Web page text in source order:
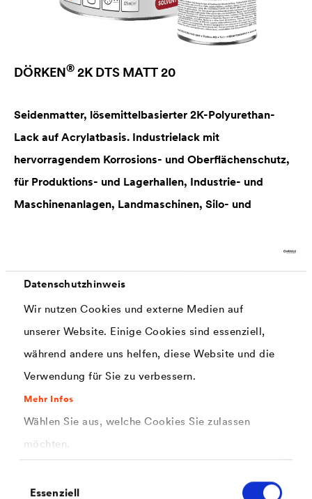
Datenschutzhinweis
Wir nutzen Cookies und externe Medien auf
unserer Website. Einige Cookies sind essenziell,
während andere uns helfen, diese Website und die
Verwendung für Sie zu verbessern.
Mehr Infos
Wählen Sie aus, welche Cookies Sie zulassen
möchten.
Essenziell
DÖRKEN® 2K DTS MATT 20
Seidenmatter, lösemittelbasierter 2K-Polyurethan-
Lack auf Acrylatbasis. Industrielack mit
hervorragendem Korrosions- und Oberflächenschutz,
für Produktions- und Lagerhallen, Industrie- und
Maschinenanlagen, Landmaschinen, Silo- und
Deckbeschichtung mit hervorragenden
Hafteigenschaften auf Stahl, Edelstahl, Aluminium (nicht
eloxiert), galvanisiertem Stahl (Verzinkung),
pulverbeschichteten Untergründen, vielen Kunststoffen
(Hart-PVC, ABS, Polyester usw.) und mineralischen
Oberflächen. Einsatz im Innen- und Außenbereich. Das
Produkt kann auch als Strukturlackierung, z. B. auf
Maschinen, Bürogeräten und Laborausrüstungen